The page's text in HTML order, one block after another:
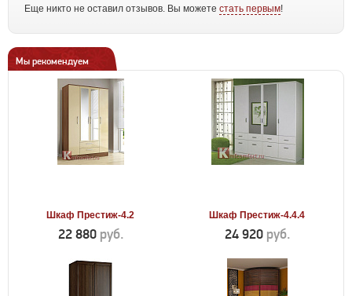
Еще никто не оставил отзывов. Вы можете стать первым!
Мы рекомендуем
Шкаф Престиж-4.2
22 880 руб.
Шкаф Престиж-4.4.4
24 920 руб.